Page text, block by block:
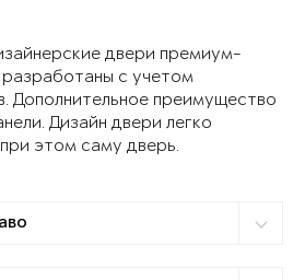
двери премиум-
с учетом
Дополнительное преимущество
Дизайн двери легко
этом саму дверь.